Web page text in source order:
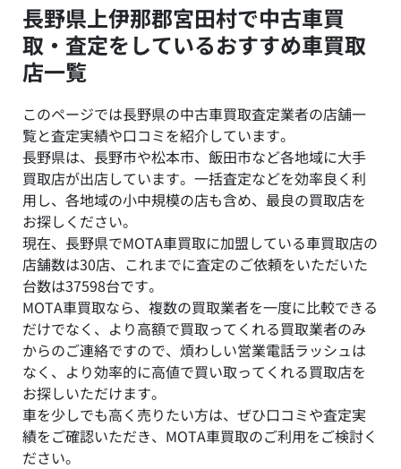
長野県上伊那郡宮田村で中古車買
取・査定をしているおすすめ車買取
店一覧
このページでは長野県の中古車買取査定業者の店舗一
覧と査定実績や口コミを紹介しています。
長野県は、長野市や松本市、飯田市など各地域に大手
買取店が出店しています。一括査定などを効率良く利
用し、各地域の小中規模の店も含め、最良の買取店を
お探しください。
現在、長野県でMOTA車買取に加盟している車買取店の
店舗数は30店、これまでに査定のご依頼をいただいた
台数は37598台です。
MOTA車買取なら、複数の買取業者を一度に比較できる
だけでなく、より高額で買取ってくれる買取業者のみ
からのご連絡ですので、煩わしい営業電話ラッシュは
なく、より効率的に高値で買い取ってくれる買取店を
お探しいただけます。
車を少しでも高く売りたい方は、ぜひ口コミや査定実
績をご確認いただき、MOTA車買取のご利用をご検討く
ださい。